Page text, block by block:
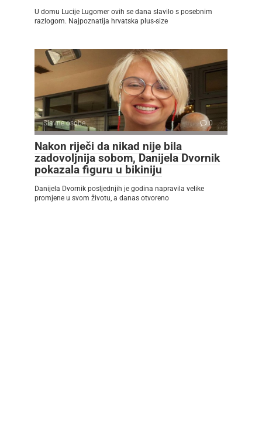
U domu Lucije Lugomer ovih se dana slavilo s posebnim
razlogom. Najpoznatija hrvatska plus-size
Slavne osobe 0
Nakon riječi da nikad nije bila
zadovoljnija sobom, Danijela Dvornik
pokazala figuru u bikiniju
Danijela Dvornik posljednjih je godina napravila velike
promjene u svom životu, a danas otvoreno